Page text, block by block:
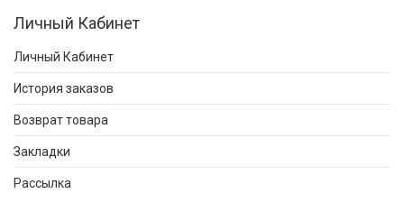
Личный Кабинет
Личный Кабинет
История заказов
Возврат товара
Закладки
Рассылка